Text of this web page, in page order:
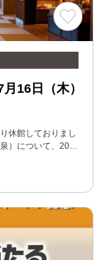
16日（木）
休館しておりまし
）について、20…